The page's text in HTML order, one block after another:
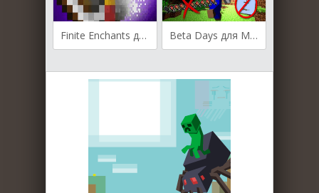
Finite Enchants для Майнкрафт [1.20.1, 1.20] Beta Days для Майнкрафт [1.19.4, 1.19.3, 1.19.2]